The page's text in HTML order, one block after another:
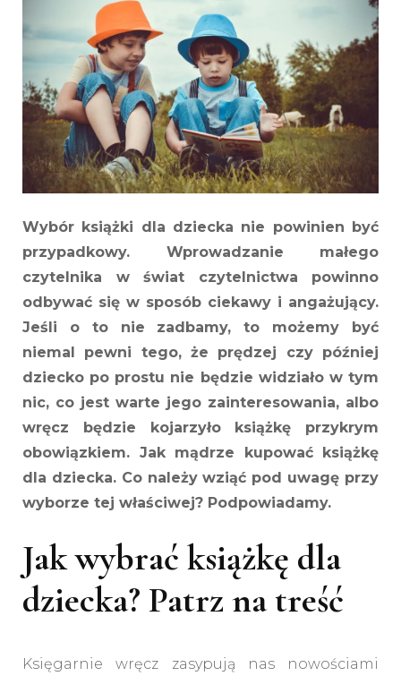
dzieci?
Wybór książki dla dziecka nie powinien być
przypadkowy. Wprowadzanie małego
czytelnika w świat czytelnictwa powinno
odbywać się w sposób ciekawy i angażujący.
Jeśli o to nie zadbamy, to możemy być
niemal pewni tego, że prędzej czy później
dziecko po prostu nie będzie widziało w tym
nic, co jest warte jego zainteresowania, albo
wręcz będzie kojarzyło książkę przykrym
obowiązkiem. Jak mądrze kupować książkę
dla dziecka. Co należy wziąć pod uwagę przy
wyborze tej właściwej? Podpowiadamy.
Jak wybrać książkę dla
dziecka? Patrz na treść
Księgarnie wręcz zasypują nas nowościami